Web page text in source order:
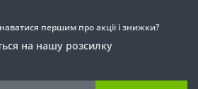
першим про акції і знижки?
на нашу розсилку